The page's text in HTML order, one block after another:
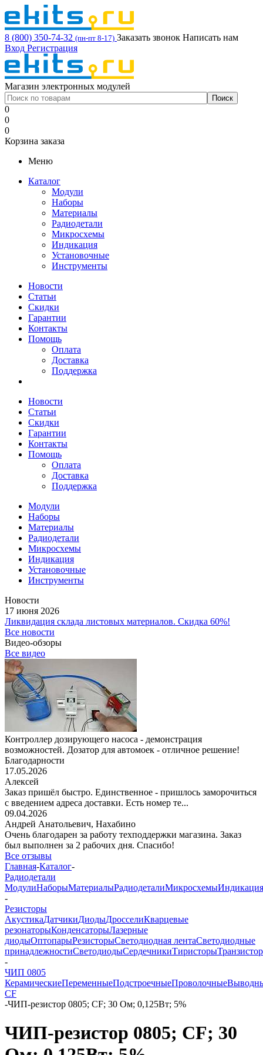
8 (800) 350-74-32 (пн-пт 8-17) Заказать звонок Написать нам
Вход Регистрация
Магазин электронных модулей
0
0
0
Корзина заказа
Меню
Каталог
Модули
Наборы
Материалы
Радиодетали
Микросхемы
Индикация
Установочные
Инструменты
Новости
Статьи
Скидки
Гарантии
Контакты
Помощь
Оплата
Доставка
Поддержка
Новости
Статьи
Скидки
Гарантии
Контакты
Помощь
Оплата
Доставка
Поддержка
Модули
Наборы
Материалы
Радиодетали
Микросхемы
Индикация
Установочные
Инструменты
Новости
17 июня 2026
Ликвидация склада листовых материалов. Скидка 60%!
Все новости
Видео-обзоры
Все видео
Контроллер дозирующего насоса - демонстрация
возможностей. Дозатор для автомоек - отличное решение!
Благодарности
17.05.2026
Алексей
Заказ пришёл быстро. Единственное - пришлось заморочиться
с введением адреса доставки. Есть номер те...
09.04.2026
Андрей Анатольевич, Нахабино
Очень благодарен за работу техподдержки магазина. Заказ
был выполнен за 2 рабочих дня. Спасибо!
Все отзывы
Главная-Каталог-
Радиодетали
МодулиНаборыМатериалыРадиодеталиМикросхемыИндикация
-
Резисторы
АкустикаДатчикиДиодыДросселиКварцевые
резонаторыКонденсаторыЛазерные
диодыОптопарыРезисторыСветодиодная лентаСветодиодные
принадлежностиСветодиодыСердечникиТиристоры
-
ЧИП 0805
КерамическиеПеременныеПодстроечныеПроволочные
CF
-ЧИП-резистор 0805; CF; 30 Ом; 0,125Вт; 5%
ЧИП-резистор 0805; CF; 30